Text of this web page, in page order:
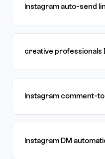
Instagram auto-send
creative professionals
Instagram comment-
Instagram DM